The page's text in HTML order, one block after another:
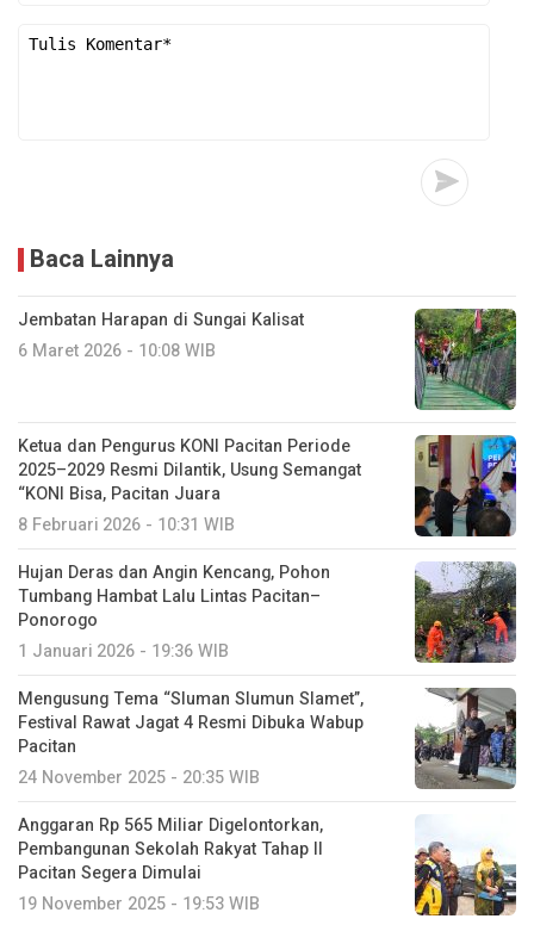
Baca Lainnya
Jembatan Harapan di Sungai Kalisat
6 Maret 2026 - 10:08 WIB
Ketua dan Pengurus KONI Pacitan Periode
2025–2029 Resmi Dilantik, Usung Semangat
“KONI Bisa, Pacitan Juara
8 Februari 2026 - 10:31 WIB
Hujan Deras dan Angin Kencang, Pohon
Tumbang Hambat Lalu Lintas Pacitan–
Ponorogo
1 Januari 2026 - 19:36 WIB
Mengusung Tema “Sluman Slumun Slamet”,
Festival Rawat Jagat 4 Resmi Dibuka Wabup
Pacitan
24 November 2025 - 20:35 WIB
Anggaran Rp 565 Miliar Digelontorkan,
Pembangunan Sekolah Rakyat Tahap II
Pacitan Segera Dimulai
19 November 2025 - 19:53 WIB